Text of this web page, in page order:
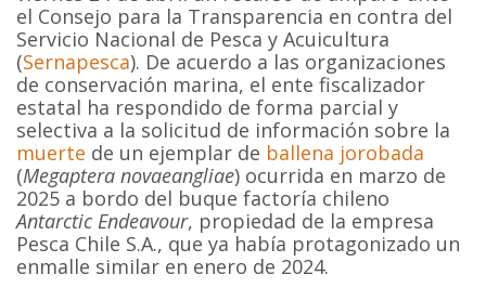
el Consejo para la Transparencia en contra del
Servicio Nacional de Pesca y Acuicultura
(Sernapesca). De acuerdo a las organizaciones
de conservación marina, el ente fiscalizador
estatal ha respondido de forma parcial y
selectiva a la solicitud de información sobre la
muerte de un ejemplar de ballena jorobada
(Megaptera novaeangliae) ocurrida en marzo de
2025 a bordo del buque factoría chileno
Antarctic Endeavour, propiedad de la empresa
Pesca Chile S.A., que ya había protagonizado un
enmalle similar en enero de 2024.